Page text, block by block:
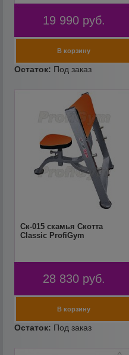
19 990 руб.
Ск-015 скамья Скотта
Classic ProfiGym
28 830 руб.